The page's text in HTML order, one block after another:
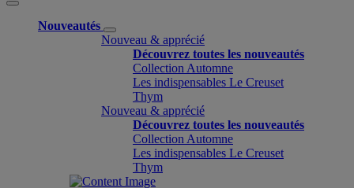
Nouveautés
Nouveau & apprécié
Découvrez toutes les nouveautés
Collection Automne
Les indispensables Le Creuset
Thym
Nouveau & apprécié
Découvrez toutes les nouveautés
Collection Automne
Les indispensables Le Creuset
Thym